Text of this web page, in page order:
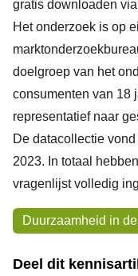
gratis downloaden via
Het onderzoek is op
doelgroep van het
consumenten van 18
representatief naar
De datacollectie
2023. In totaal
vragenlijst volledig
Onderwerpen
Duurzaamheid in
Deel dit